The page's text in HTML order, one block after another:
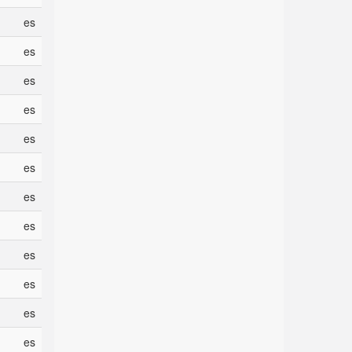
es
es
es
es
es
es
es
es
es
es
es
es